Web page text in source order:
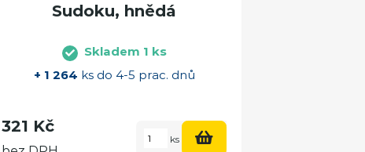
Sudoku, hnědá
Skladem 1 ks
+ 1 264 ks do 4-5 prac. dnů
321 Kč
ks